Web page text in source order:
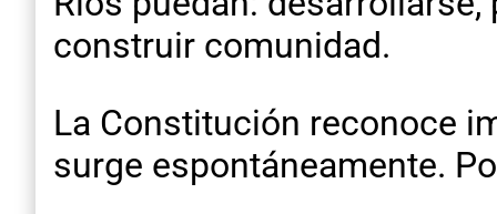
construir comunidad.
La Constitución reconoce
surge espontáneamente.